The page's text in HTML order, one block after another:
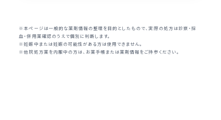
※本ページは一般的な薬剤情報の整理を目的としたもので、実際の処方は診察・採
血・併用薬確認のうえで個別に判断します。
※妊娠中または妊娠の可能性がある方は使用できません。
※他院処方薬を内服中の方は、お薬手帳または薬剤情報をご持参ください。